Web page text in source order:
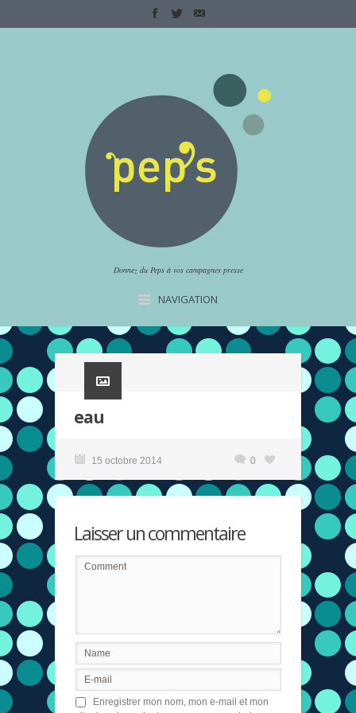
Donnez du Peps à vos campagnes presse
NAVIGATION
eau
15 octobre 2014 0
Laisser un commentaire
Enregistrer mon nom, mon e-mail et mon